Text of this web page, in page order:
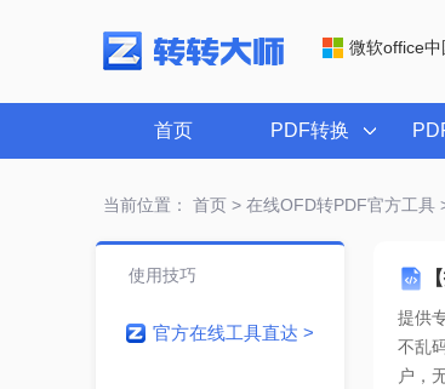
微软office
首页 PDF转换
当前位置： 首页> 在线OFD转PDF官方工具
提供
户 ，
使用技巧
官方在线工具直达 >